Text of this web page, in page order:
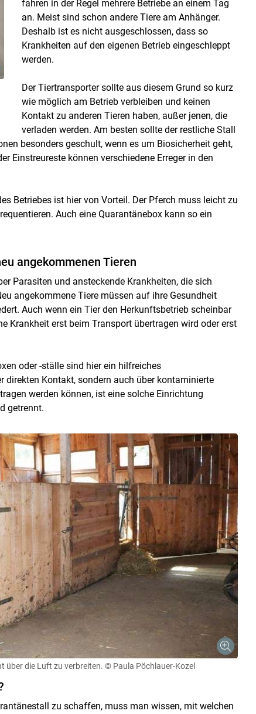
fahren in der Regel mehrere Betriebe an einem Tag
an. Meist sind schon andere Tiere am Anhänger.
Deshalb ist es nicht ausgeschlossen, dass so
Krankheiten auf den eigenen Betrieb eingeschleppt
werden.
Der Tiertransporter sollte aus diesem Grund so kurz
wie möglich am Betrieb verbleiben und keinen
Kontakt zu anderen Tieren haben, außer jenen, die
verladen werden. Am besten sollte der restliche Stall
besonders geschult, wenn es um Biosicherheit geht,
Einstreureste können verschiedene Erreger in den
Betriebes ist hier von Vorteil. Der Pferch muss leicht zu
Auch eine Quarantänebox kann so ein
angekommenen Tieren
Parasiten und ansteckende Krankheiten, die sich
angekommene Tiere müssen auf ihre Gesundheit
Auch wenn ein Tier den Herkunftsbetrieb scheinbar
Krankheit erst beim Transport übertragen wird oder erst
oder -ställe sind hier ein hilfreiches
direkten Kontakt, sondern auch über kontaminierte
werden können, ist eine solche Einrichtung
getrennt.
über die Luft zu verbreiten. © Paula Pöchlauer-Kozel
zu schaffen, muss man wissen, mit welchen